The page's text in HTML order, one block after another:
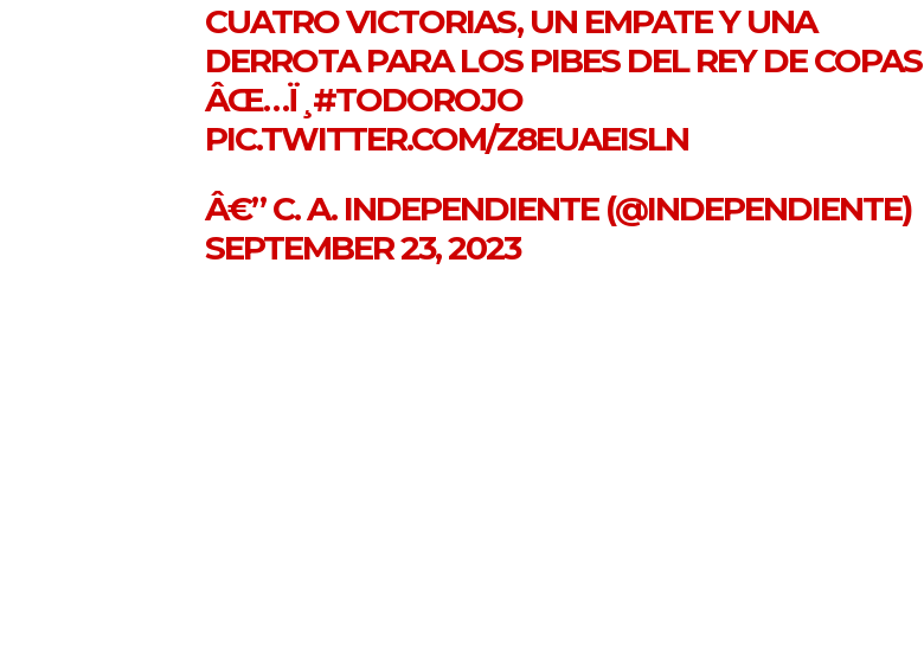
CUATRO VICTORIAS, UN EMPATE Y UNA
DERROTA PARA LOS PIBES DEL REY DE COPAS
ÂŒ…Ï¸#TODOROJO
PIC.TWITTER.COM/Z8EUAEISLN
Â€” C. A. INDEPENDIENTE (@INDEPENDIENTE)
SEPTEMBER 23, 2023